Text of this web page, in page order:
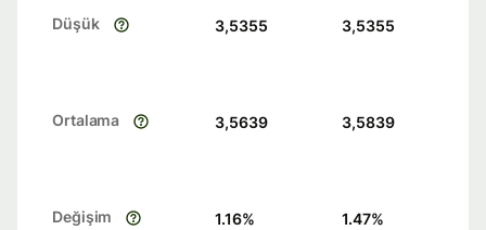
Düşük 3,5355 3,5355
Ortalama 3,5639 3,5839
Değişim 1.16% 1.47%